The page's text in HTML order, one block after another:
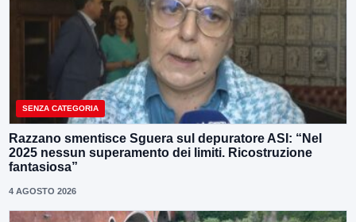
SENZA CATEGORIA
Razzano smentisce Sguera sul depuratore ASI: “Nel
2025 nessun superamento dei limiti. Ricostruzione
fantasiosa”
4 AGOSTO 2026